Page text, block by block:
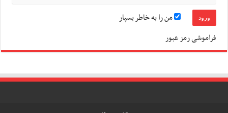
من را به خاطر بسپار
فراموشی رمز عبور